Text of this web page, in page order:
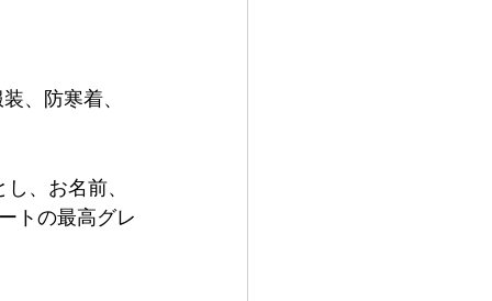
、防寒着、
、お名前、
トの最高グレ